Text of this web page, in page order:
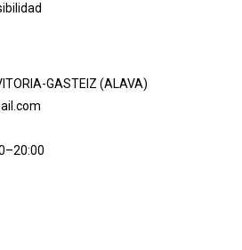
GASTEIZ (ALAVA)